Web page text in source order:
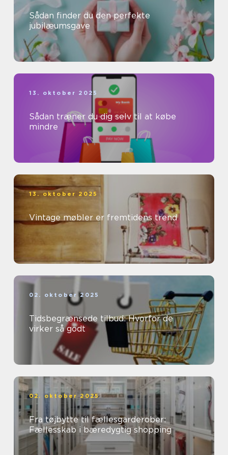
Sådan finder du den perfekte
jubilæumsgave
13. oktober 2025
Sådan træner du dig selv til at købe
mindre
13. oktober 2025
Vintage møbler er fremtidens trend
02. oktober 2025
Tidsbegrænsede tilbud: Hvorfor de
virker så godt
02. oktober 2025
Fra tøjbytte til fællesgarderober:
Fællesskab i bæredygtig shopping